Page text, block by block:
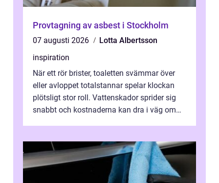
Provtagning av asbest i Stockholm
07 augusti 2026
Lotta Albertsson
inspiration
När ett rör brister, toaletten svämmar över
eller avloppet totalstannar spelar klockan
plötsligt stor roll. Vattenskador sprider sig
snabbt och kostnaderna kan dra i väg om